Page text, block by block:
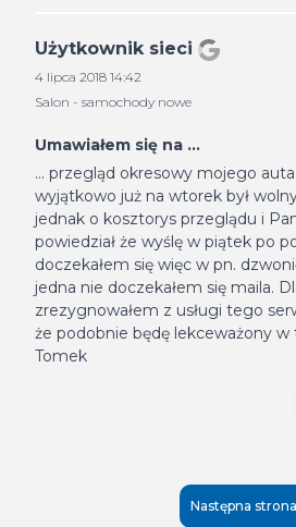
Użytkownik sieci
4 lipca 2018 14:42
Salon - samochody nowe
Umawiałem się na ...
... przegląd okresowy mojego
wyjątkowo już na wtorek był
jednak o kosztorys przeglądu i
powiedział że wyślę w piątek po
doczekałem się więc w pn.
jedna nie doczekałem się maila.
zrezygnowałem z usługi tego
że podobnie będę lekceważony w
Tomek
Następna strona